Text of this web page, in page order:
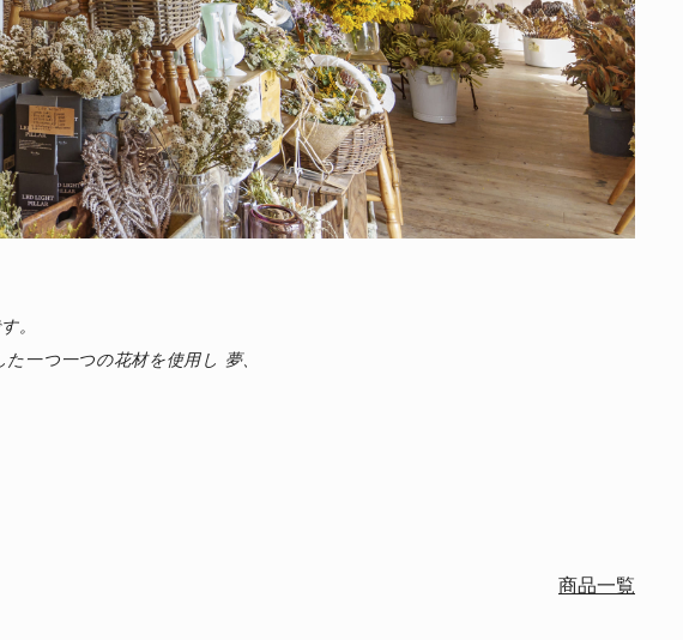
。
一つ一つの花材を使用し 夢、
商品一覧